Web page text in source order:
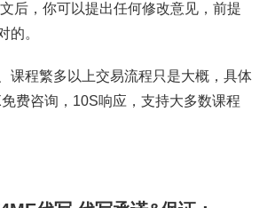
后，你可以提出任何修改意见，前提
的。
课程繁多以上交易流程只是大概，具体
费咨询，10S响应，支持大多数课程